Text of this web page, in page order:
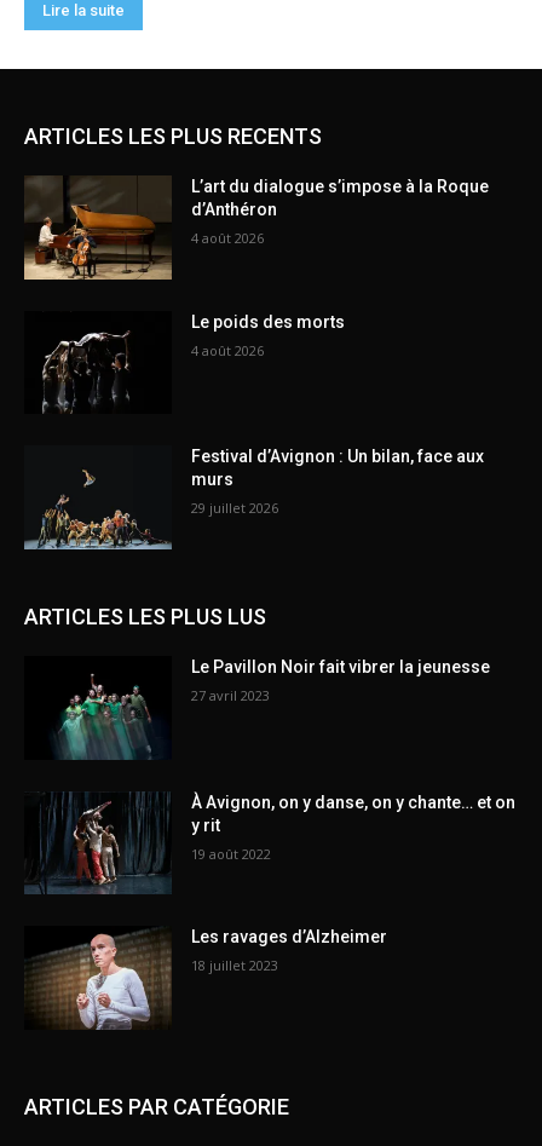
ARTICLES LES PLUS RECENTS
L’art du dialogue s’impose à la Roque
d’Anthéron
4 août 2026
Le poids des morts
4 août 2026
Festival d’Avignon : Un bilan, face aux
murs
29 juillet 2026
ARTICLES LES PLUS LUS
Le Pavillon Noir fait vibrer la jeunesse
27 avril 2023
À Avignon, on y danse, on y chante… et on
y rit
19 août 2022
Les ravages d’Alzheimer
18 juillet 2023
ARTICLES PAR CATÉGORIE